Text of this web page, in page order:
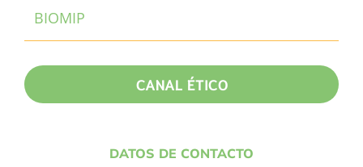
BIOMIP
CANAL ÉTICO
DATOS DE CONTACTO